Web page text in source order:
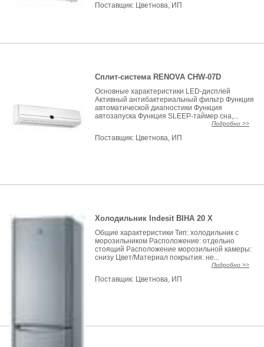
Поставщик: Цветнова, ИП
Сплит-система RENOVA CHW-07D
Основные характеристики LED-дисплей
Активный антибактериальный фильтр Функция
автоматической диагностики Функция
автозапуска Функция SLEEP-таймер сна,...
Подробно >>
Поставщик: Цветнова, ИП
Холодильник Indesit BIHA 20 Х
Общие характеристики Тип: холодильник с
морозильником Расположение: отдельно
стоящий Расположение морозильной камеры:
снизу Цвет/Материал покрытия: не...
Подробно >>
Поставщик: Цветнова, ИП